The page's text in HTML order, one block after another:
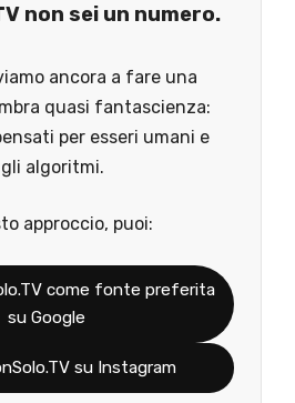
non sei un numero.
ancora a fare una
quasi fantascienza:
per esseri umani e
algoritmi.
approccio, puoi:
come fonte preferita
su Google
su Instagram